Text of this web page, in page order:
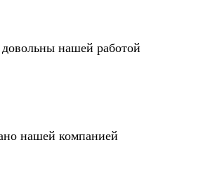
довольны нашей работой
нашей компанией